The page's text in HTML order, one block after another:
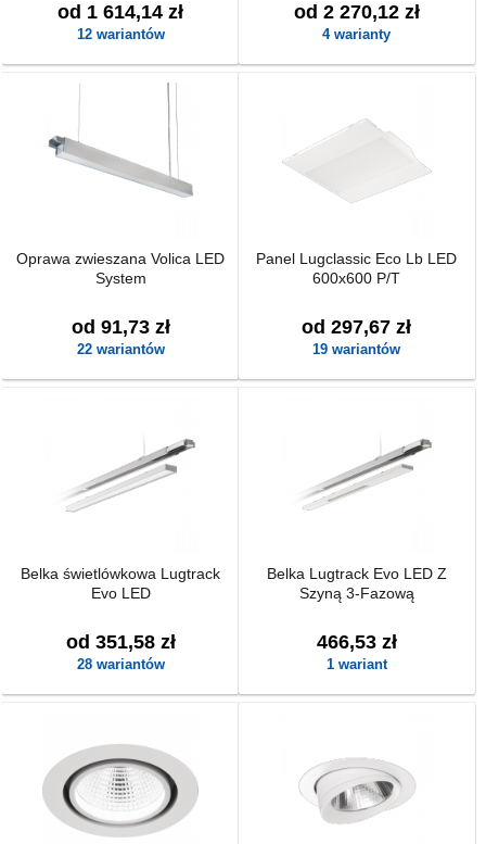
od 1 614,14 zł
12 wariantów
od 2 270,12 zł
4 warianty
Oprawa zwieszana Volica LED
System
od 91,73 zł
22 wariantów
Panel Lugclassic Eco Lb LED
600x600 P/T
od 297,67 zł
19 wariantów
Belka świetlówkowa Lugtrack
Evo LED
od 351,58 zł
28 wariantów
Belka Lugtrack Evo LED Z
Szyną 3-Fazową
466,53 zł
1 wariant